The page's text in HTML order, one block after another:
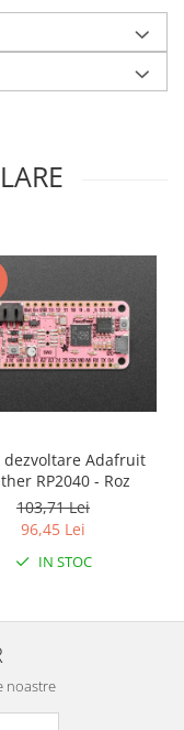
dezvoltare Adafruit
RP2040 - Roz
103,71 Lei
96,45 Lei
IN STOC
noastre